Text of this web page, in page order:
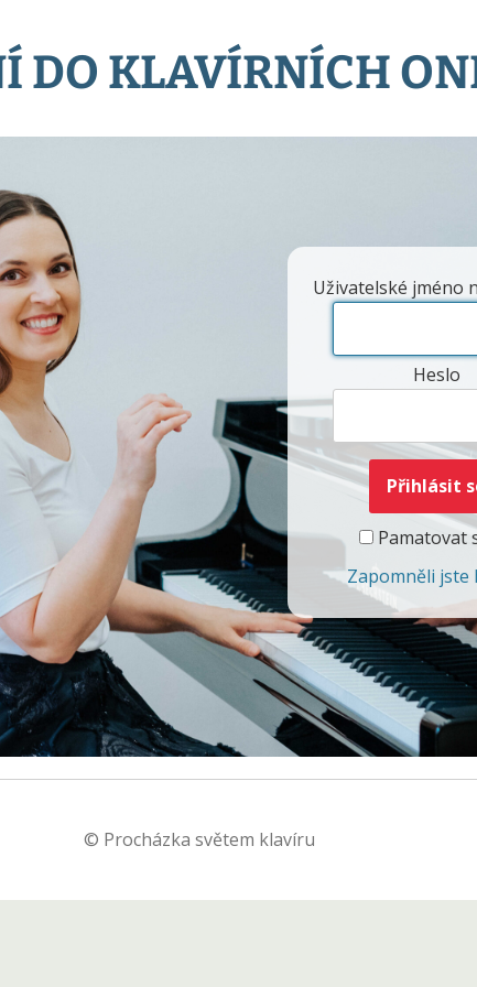
DO KLAVÍRNÍCH
Uživatelské jméno
Heslo
Pamatovat
Zapomněli jste
© Procházka světem klavíru